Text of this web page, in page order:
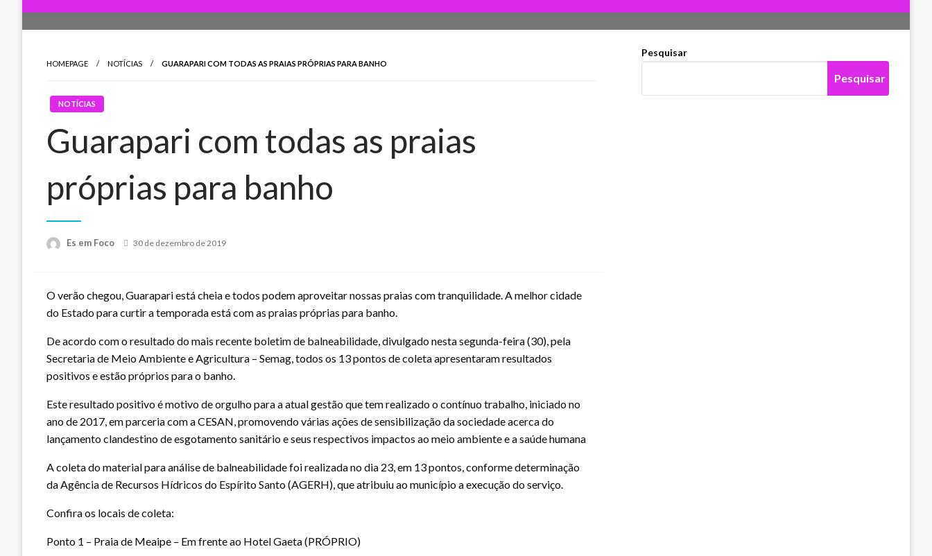
HOMEPAGE NOTÍCIAS GUARAPARI COM TODAS AS PRAIAS PRÓPRIAS PARA BANHO
NOTÍCIAS
Guarapari com todas as praias
próprias para banho
Es em Foco
Posted
30 de dezembro de 2019
O verão chegou, Guarapari está cheia e todos podem aproveitar nossas praias com tranquilidade. A melhor cidade
do Estado para curtir a temporada está com as praias próprias para banho.
De acordo com o resultado do mais recente boletim de balneabilidade, divulgado nesta segunda-feira (30), pela
Secretaria de Meio Ambiente e Agricultura – Semag, todos os 13 pontos de coleta apresentaram resultados
positivos e estão próprios para o banho.
Este resultado positivo é motivo de orgulho para a atual gestão que tem realizado o contínuo trabalho, iniciado no
ano de 2017, em parceria com a CESAN, promovendo várias ações de sensibilização da sociedade acerca do
lançamento clandestino de esgotamento sanitário e seus respectivos impactos ao meio ambiente e a saúde humana
A coleta do material para análise de balneabilidade foi realizada no dia 23, em 13 pontos, conforme determinação
da Agência de Recursos Hídricos do Espírito Santo (AGERH), que atribuiu ao município a execução do serviço.
Confira os locais de coleta:
Ponto 1 – Praia de Meaipe – Em frente ao Hotel Gaeta (PRÓPRIO)
Pesquisar
Pesquisar